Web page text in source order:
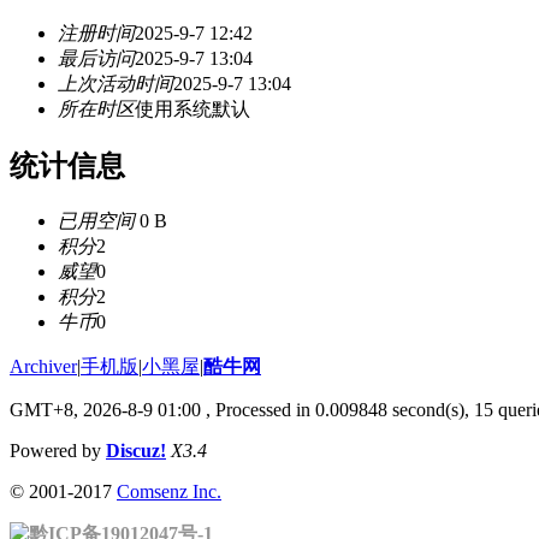
注册时间2025-9-7 12:42
最后访问2025-9-7 13:04
上次活动时间2025-9-7 13:04
所在时区使用系统默认
统计信息
已用空间0 B
积分2
威望0
积分2
牛币0
Archiver|手机版|小黑屋|酷牛网
GMT+8, 2026-8-9 01:00 , Processed in 0.009848 second(s), 15
Powered by Discuz! X3.4
© 2001-2017 Comsenz Inc.
黔ICP备19012047号-1